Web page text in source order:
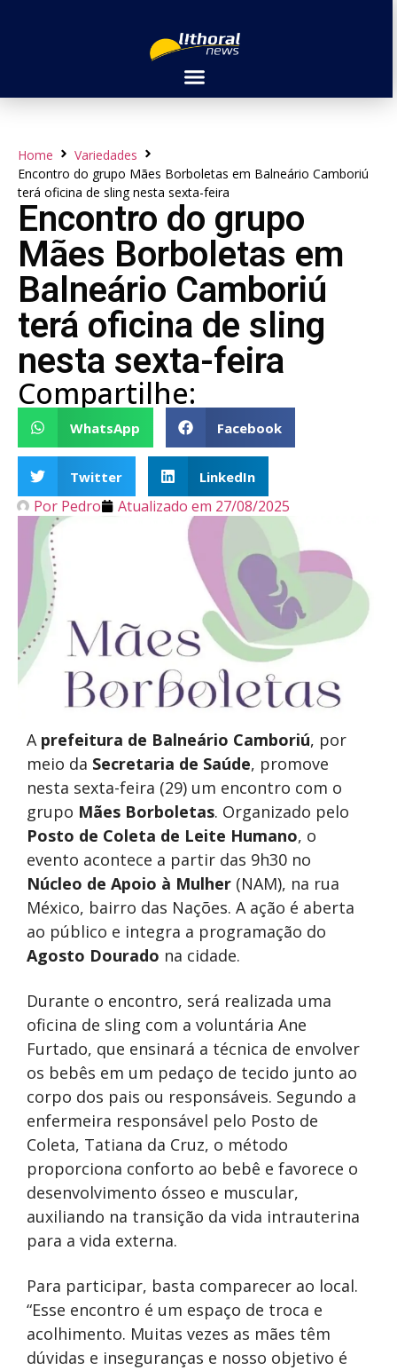
Home
Variedades
Encontro do grupo Mães Borboletas em Balneário Camboriú
terá oficina de sling nesta sexta-feira
Encontro do grupo
Mães Borboletas em
Balneário Camboriú
terá oficina de sling
nesta sexta-feira
Compartilhe:
WhatsApp Facebook
Twitter LinkedIn
Por Pedro Atualizado em 27/08/2025
A prefeitura de Balneário Camboriú, por
meio da Secretaria de Saúde, promove
nesta sexta-feira (29) um encontro com o
grupo Mães Borboletas. Organizado pelo
Posto de Coleta de Leite Humano, o
evento acontece a partir das 9h30 no
Núcleo de Apoio à Mulher (NAM), na rua
México, bairro das Nações. A ação é aberta
ao público e integra a programação do
Agosto Dourado na cidade.
Durante o encontro, será realizada uma
oficina de sling com a voluntária Ane
Furtado, que ensinará a técnica de envolver
os bebês em um pedaço de tecido junto ao
corpo dos pais ou responsáveis. Segundo a
enfermeira responsável pelo Posto de
Coleta, Tatiana da Cruz, o método
proporciona conforto ao bebê e favorece o
desenvolvimento ósseo e muscular,
auxiliando na transição da vida intrauterina
para a vida externa.
Para participar, basta comparecer ao local.
“Esse encontro é um espaço de troca e
acolhimento. Muitas vezes as mães têm
dúvidas e inseguranças e nosso objetivo é